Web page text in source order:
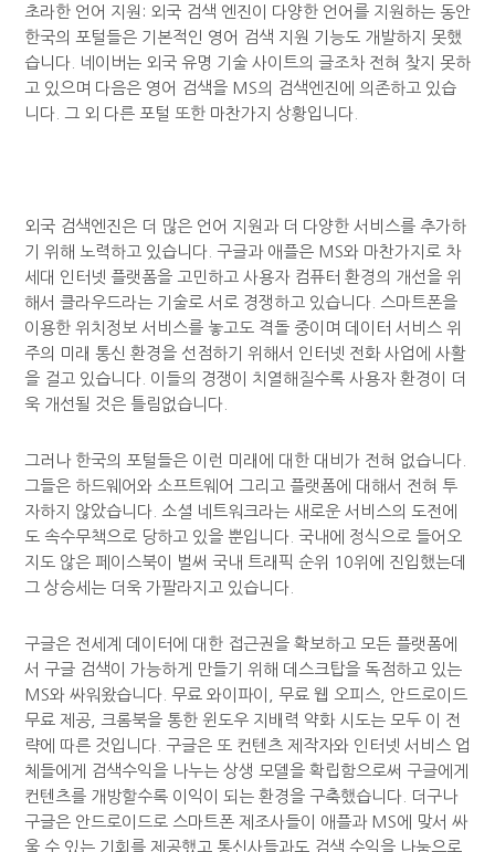
초라한 언어 지원: 외국 검색 엔진이 다양한 언어를 지원하는 동안
한국의 포털들은 기본적인 영어 검색 지원 기능도 개발하지 못했
습니다. 네이버는 외국 유명 기술 사이트의 글조차 전혀 찾지 못하
고 있으며 다음은 영어 검색을 MS의 검색엔진에 의존하고 있습
니다. 그 외 다른 포털 또한 마찬가지 상황입니다.
외국 검색엔진은 더 많은 언어 지원과 더 다양한 서비스를 추가하
기 위해 노력하고 있습니다. 구글과 애플은 MS와 마찬가지로 차
세대 인터넷 플랫폼을 고민하고 사용자 컴퓨터 환경의 개선을 위
해서 클라우드라는 기술로 서로 경쟁하고 있습니다. 스마트폰을
이용한 위치정보 서비스를 놓고도 격돌 중이며 데이터 서비스 위
주의 미래 통신 환경을 선점하기 위해서 인터넷 전화 사업에 사활
을 걸고 있습니다. 이들의 경쟁이 치열해질수록 사용자 환경이 더
욱 개선될 것은 틀림없습니다.
그러나 한국의 포털들은 이런 미래에 대한 대비가 전혀 없습니다.
그들은 하드웨어와 소프트웨어 그리고 플랫폼에 대해서 전혀 투
자하지 않았습니다. 소셜 네트워크라는 새로운 서비스의 도전에
도 속수무책으로 당하고 있을 뿐입니다. 국내에 정식으로 들어오
지도 않은 페이스북이 벌써 국내 트래픽 순위 10위에 진입했는데
그 상승세는 더욱 가팔라지고 있습니다.
구글은 전세계 데이터에 대한 접근권을 확보하고 모든 플랫폼에
서 구글 검색이 가능하게 만들기 위해 데스크탑을 독점하고 있는
MS와 싸워왔습니다. 무료 와이파이, 무료 웹 오피스, 안드로이드
무료 제공, 크롬북을 통한 윈도우 지배력 약화 시도는 모두 이 전
략에 따른 것입니다. 구글은 또 컨텐츠 제작자와 인터넷 서비스 업
체들에게 검색수익을 나누는 상생 모델을 확립함으로써 구글에게
컨텐츠를 개방할수록 이익이 되는 환경을 구축했습니다. 더구나
구글은 안드로이드로 스마트폰 제조사들이 애플과 MS에 맞서 싸
울 수 있는 기회를 제공했고 통신사들과도 검색 수익을 나눔으로